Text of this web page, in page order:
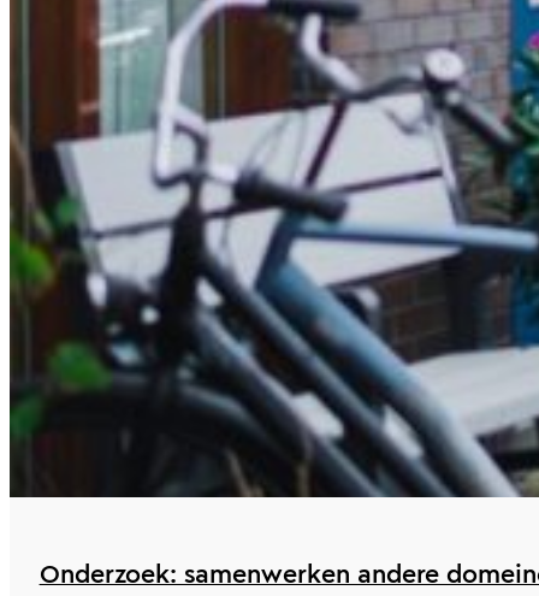
Onderzoek: samenwerken andere